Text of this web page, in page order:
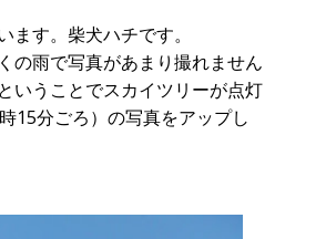
ます。柴犬ハチです。
の雨で写真があまり撮れません
いうことでスカイツリーが点灯
15分ごろ）の写真をアップし